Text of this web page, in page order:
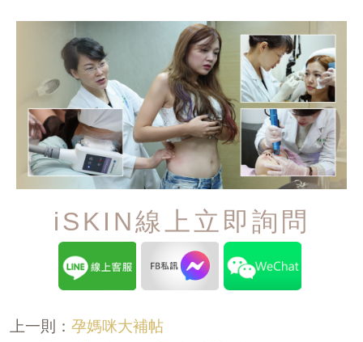
iSKIN線上立即詢問
上一則： 孕媽咪大補帖